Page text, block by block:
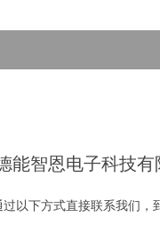
能智恩电子科技有
过以下方式直接联系我们，